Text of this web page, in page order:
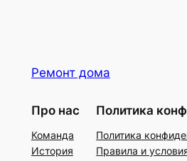
Ремонт дома
Про нас
Команда
История
Политика
Политика
Правила и